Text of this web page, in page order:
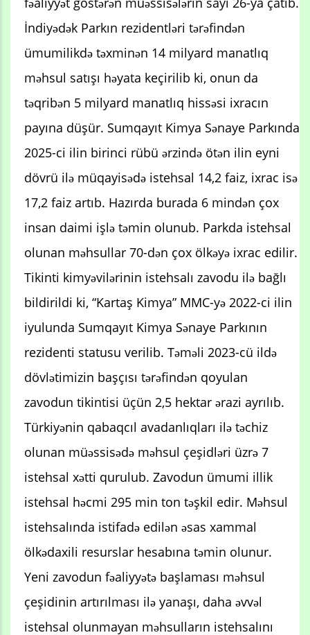
İndiyədək Parkın rezidentləri tərəfindən
ümumilikdə təxminən 14 milyard manatlıq
məhsul satışı həyata keçirilib ki, onun da
təqribən 5 milyard manatlıq hissəsi ixracın
payına düşür. Sumqayıt Kimya Sənaye Parkında
2025-ci ilin birinci rübü ərzində ötən ilin eyni
dövrü ilə müqayisədə istehsal 14,2 faiz, ixrac isə
17,2 faiz artıb. Hazırda burada 6 mindən çox
insan daimi işlə təmin olunub. Parkda istehsal
olunan məhsullar 70-dən çox ölkəyə ixrac edilir.
Tikinti kimyəvilərinin istehsalı zavodu ilə bağlı
bildirildi ki, “Kartaş Kimya” MMC-yə 2022-ci ilin
iyulunda Sumqayıt Kimya Sənaye Parkının
rezidenti statusu verilib. Təməli 2023-cü ildə
dövlətimizin başçısı tərəfindən qoyulan
zavodun tikintisi üçün 2,5 hektar ərazi ayrılıb.
Türkiyənin qabaqcıl avadanlıqları ilə təchiz
olunan müəssisədə məhsul çeşidləri üzrə 7
istehsal xətti qurulub. Zavodun ümumi illik
istehsal həcmi 295 min ton təşkil edir. Məhsul
istehsalında istifadə edilən əsas xammal
ölkədaxili resurslar hesabına təmin olunur.
Yeni zavodun fəaliyyətə başlaması məhsul
çeşidinin artırılması ilə yanaşı, daha əvvəl
istehsal olunmayan məhsulların istehsalını